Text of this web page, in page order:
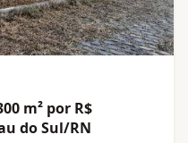
m² por R$
do Sul/RN